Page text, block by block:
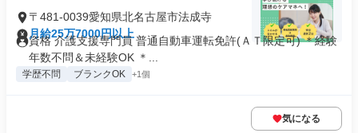
〒481-0039愛知県北名古屋市法成寺
月給25万7000円以上
資格 介護支援専門員 普通自動車運転免許(ＡＴ限定可) ＊経験
年数不問＆未経験OK ＊...
学歴不問 ブランクOK +1個
気になる